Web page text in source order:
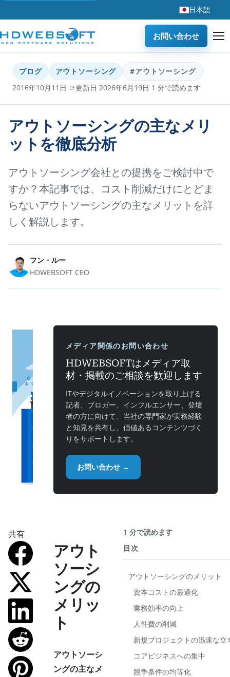
日本語
お問い合わせ
ブログ アウトソーシング
#アウトソーシング
2016年10月11日· 更新日 2026年6月19日·1 分で読めます
アウトソーシングの主なメリ
ットを徹底分析
アウトソーシング会社との提携をご検討中で
すか？本記事では、コスト削減だけにとどま
らないアウトソーシングの主なメリットを詳
しく解説します。
フン・ルー
HDWEBSOFT CEO
メディア関係のお問い合わせ
HDWEBSOFTはメディア取
材・掲載のご相談を歓迎します
ITやデジタルイノベーションを取り上げる
記者、ブロガー、インフルエンサー、登壇
者の方に向けて、当社の専門家が実務経験
と知見を共有し、価値あるコンテンツづく
りをサポートします。
お問い合わせ →
共有
アウト
ソーシ
ングの
メリッ
ト
アウトソーシ
ングの主なメ
1 分で読めます
目次
アウトソーシングのメリット
資本コストの最適化
業務効率の向上
人件費の削減
新規プロジェクトの迅速な立
コアビジネスへの集中
競争条件の均等化